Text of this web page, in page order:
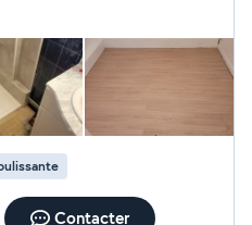
Contacter